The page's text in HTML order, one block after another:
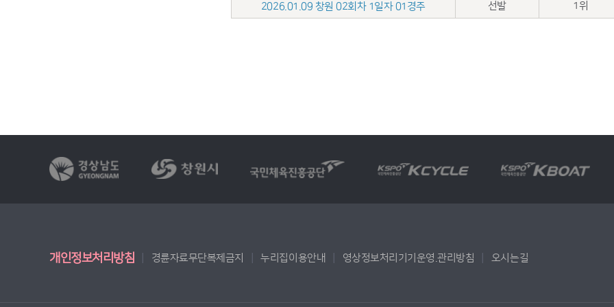
2026.01.09 창원 02회차 1일자 01경주 선발 1위
개인정보처리방침 경륜자료무단복제금지 누리집이용안내 영상정보처리기기운영.관리방침 오시는길